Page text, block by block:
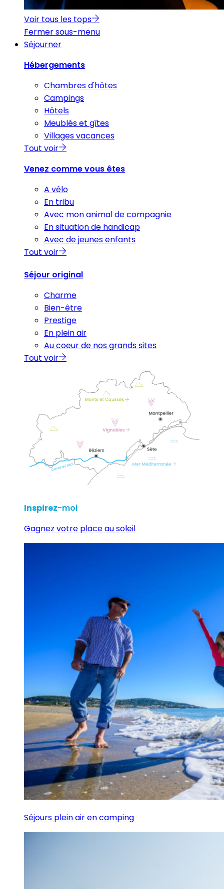
Voir tous les tops
Fermer sous-menu
Séjourner
Hébergements
Chambres d'hôtes
Campings
Hôtels
Meublés et gîtes
Villages vacances
Tout voir
Venez comme vous êtes
A vélo
En tribu
Avec mon animal de compagnie
En situation de handicap
Avec de jeunes enfants
Tout voir
Séjour original
Charme
Bien-être
Prestige
En plein air
Au coeur de nos grands sites
Tout voir
Inspirez-moi
Gagnez votre place au soleil
Séjours plein air en camping